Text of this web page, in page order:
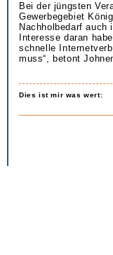
Bei der jüngsten
Gewerbegebiet
Nachholbedarf
Interesse daran
schnelle
muss“, betont
Dies ist mir was wert: